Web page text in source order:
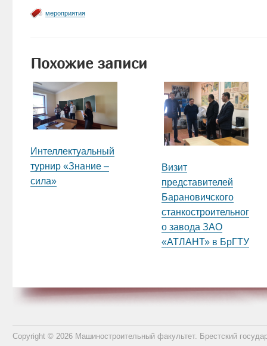
мероприятия
Похожие записи
Интеллектуальный
турнир «Знание –
сила»
Визит
представителей
Барановичского
станкостроительног
о завода ЗАО
«АТЛАНТ» в БрГТУ
Copyright © 2026 Машиностроительный факультет. Брестский